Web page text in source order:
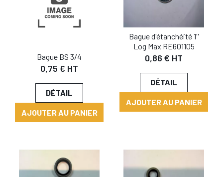
Bague BS 3/4
0,75 € HT
DÉTAIL
AJOUTER AU PANIER
Bague d'étanchéité 1''
Log Max RE601105
0,86 € HT
DÉTAIL
AJOUTER AU PANIER